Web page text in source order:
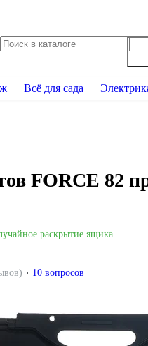
Всё для сада
FORCE 82
раскрытие ящика
10 вопросов